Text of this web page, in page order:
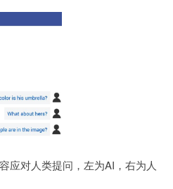
应对人类提问，左为AI，右为人